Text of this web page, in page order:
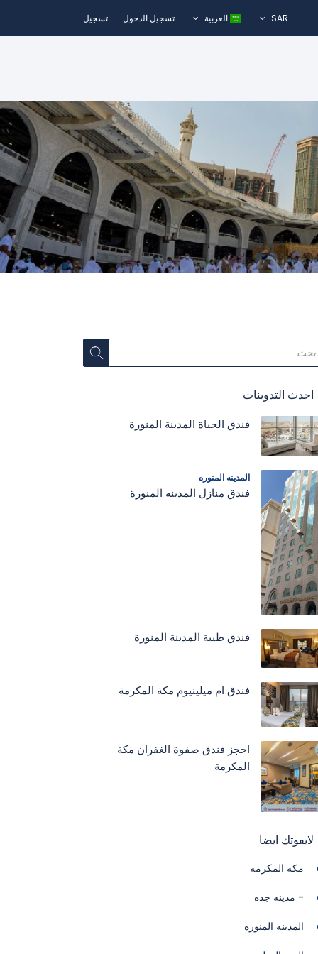
SAR العربية تسجيل الدخول تسجيل
احدث التدوينات
فندق الحياة المدينة المنورة
المدينه المنوره
فندق منازل المدينه المنورة
فندق طيبة المدينة المنورة
فندق ام ميلينيوم مكة المكرمة
احجز فندق صفوة الغفران مكة
المكرمة
لايفوتك ايضا
مكه المكرمه
- مدينه جده
المدينه المنوره